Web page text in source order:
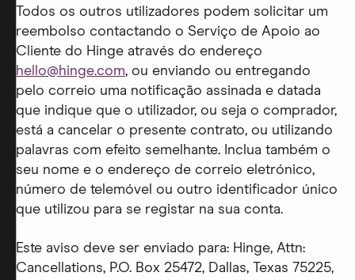
Todos os outros utilizadores podem solicitar um
reembolso contactando o Serviço de Apoio ao
Cliente do Hinge através do endereço
hello@hinge.com, ou enviando ou entregando
pelo correio uma notificação assinada e datada
que indique que o utilizador, ou seja o comprador,
está a cancelar o presente contrato, ou utilizando
palavras com efeito semelhante. Inclua também o
seu nome e o endereço de correio eletrónico,
número de telemóvel ou outro identificador único
que utilizou para se registar na sua conta.
Este aviso deve ser enviado para: Hinge, Attn:
Cancellations, P.O. Box 25472, Dallas, Texas 75225,